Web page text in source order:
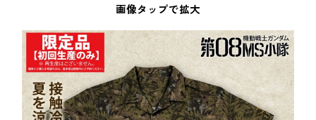
画像タップで拡大